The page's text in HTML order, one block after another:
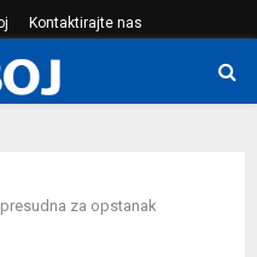
Kontaktirajte nas
za opstanak